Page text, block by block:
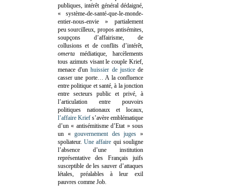
publiques, intérêt général dédaigné,
« système-de-santé-que-le-monde-
entier-nous-envie » partialement
peu sourcilleux, propos antisémites,
soupçons d’affairisme, de
collusions et de conflits d’intérêt,
omertamédiatique, harcèlements
tous azimuts visant le couple Krief,
menace d'unhuissier de justicede
casser une porte… A la confluence
entre politique et santé, à la jonction
entre secteurs public et privé, à
l’articulation entre pouvoirs
politiques nationaux et locaux,
l’affaire Krief s’avère emblématique
d’un « antisémitisme d’Etat » sous
un «gouvernement des juges »
spoliateur.Une affaire qui souligne
l’absence d’une institution
représentative des Français juifs
susceptible de les sauver d’attaques
létales, préalables à leur exil
pauvres comme Job.